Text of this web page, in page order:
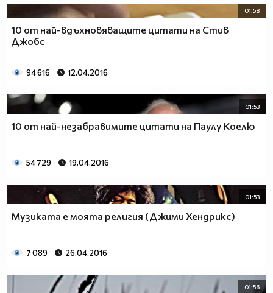
01:58
10 от най-вдъхновяващите цитати на Стив
Джобс
94 616 12.04.2016
01:53
10 от най-незабравимите цитати на Паулу Коелю
54 729 19.04.2016
01:53
Музиката е моята религия (Джими Хендрикс)
7 089 26.04.2016
01:56